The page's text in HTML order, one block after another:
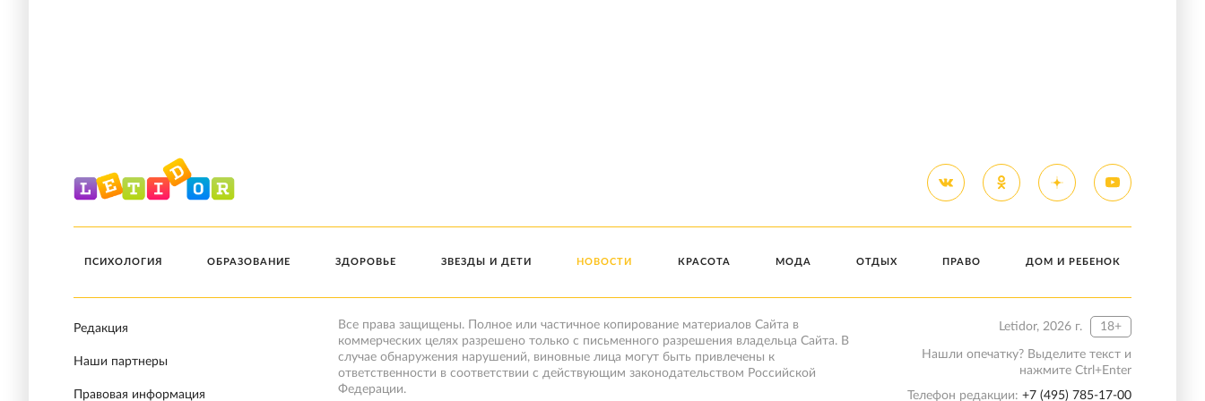
ПСИХОЛОГИЯ ОБРАЗОВАНИЕ ЗДОРОВЬЕ ЗВЕЗДЫ И ДЕТИ НОВОСТИ КРАСОТА МОДА ОТДЫХ ПРАВО ДОМ И РЕБЕНОК
Редакция
Наши партнеры
Правовая информация
Letidor, 2026 г. 18+
Нашли опечатку? Выделите текст и
нажмите Ctrl+Enter
Телефон редакции: +7 (495) 785-17-00
Все права защищены. Полное или частичное копирование материалов Сайта в
коммерческих целях разрешено только с письменного разрешения владельца Сайта. В
случае обнаружения нарушений, виновные лица могут быть привлечены к
ответственности в соответствии с действующим законодательством Российской
Федерации.